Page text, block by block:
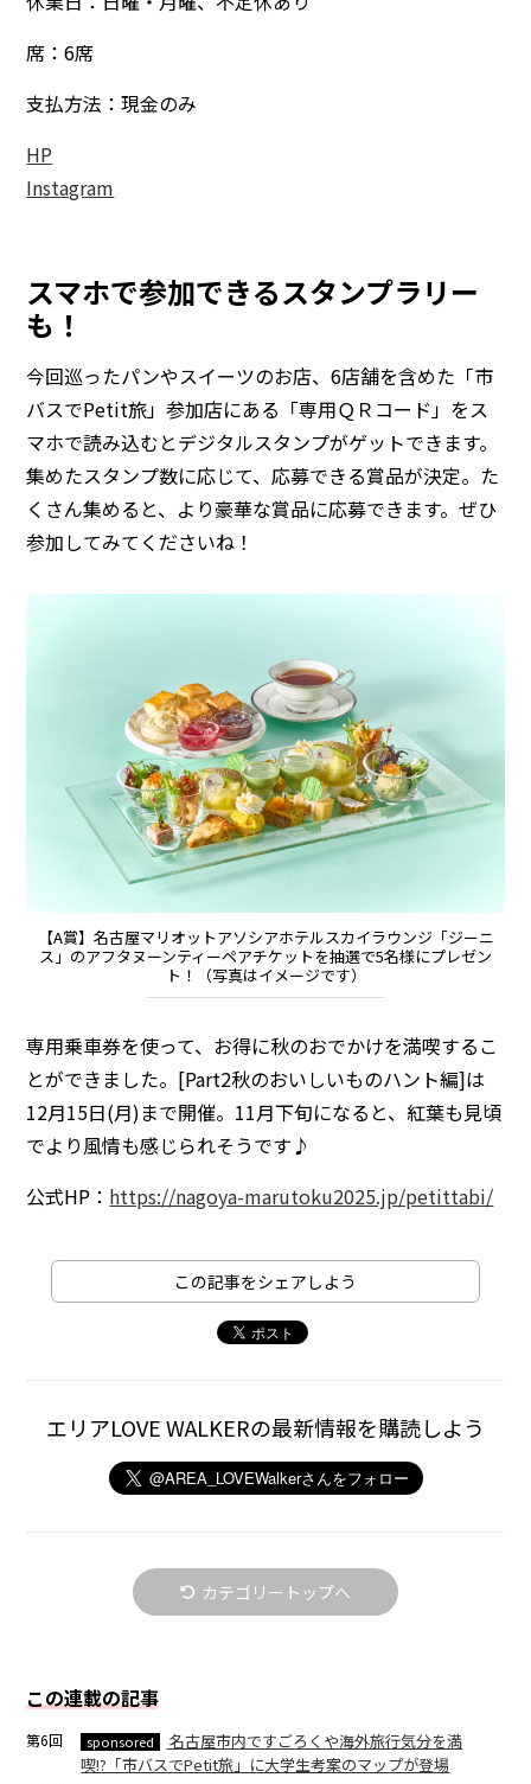
席：6席
支払方法：現金のみ
HP
Instagram
スマホで参加できるスタンプラリー
も！
今回巡ったパンやスイーツのお店、6店舗を含めた「市
バスでPetit旅」参加店にある「専用ＱＲコード」をス
マホで読み込むとデジタルスタンプがゲットできます。
集めたスタンプ数に応じて、応募できる賞品が決定。た
くさん集めると、より豪華な賞品に応募できます。ぜひ
参加してみてくださいね！
【A賞】名古屋マリオットアソシアホテルスカイラウンジ「ジーニ
ス」のアフタヌーンティーペアチケットを抽選で5名様にプレゼン
ト！（写真はイメージです）
専用乗車券を使って、お得に秋のおでかけを満喫するこ
とができました。[Part2秋のおいしいものハント編]は
12月15日(月)まで開催。11月下旬になると、紅葉も見頃
でより風情も感じられそうです♪
公式HP： https://nagoya-marutoku2025.jp/petittabi/
この記事をシェアしよう
エリアLOVE WALKERの最新情報を購読しよう
カテゴリートップへ
この連載の記事
第6回 sponsored
名古屋市内ですごろくや海外旅行気分を満
喫!?「市バスでPetit旅」に大学生考案のマップが登場